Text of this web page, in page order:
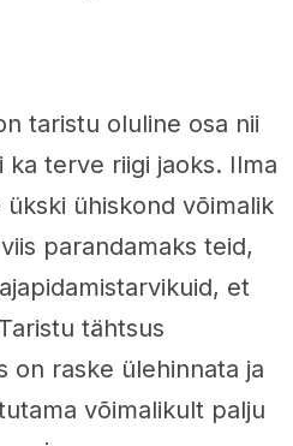
taristu oluline osa nii
ka terve riigi jaoks. Ilma
ühiskond võimalik
parandamaks teid,
et
tähtsus
on raske ülehinnata ja
võimalikult palju